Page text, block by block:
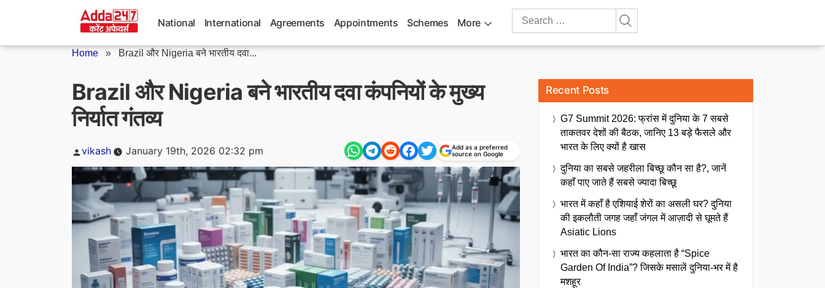
National International Agreements Appointments Schemes More
Search
Home » Brazil और Nigeria बने भारतीय दवा...
Brazil और Nigeria बने भारतीय दवा कंपनियों के मुख्य
निर्यात गंतव्य
Posted
vikash January 19th, 2026 02:32 pm
Add as a preferred
source on Google
Recent Posts
G7 Summit 2026: फ्रांस में दुनिया के 7 सबसे
ताकतवर देशों की बैठक, जानिए 13 बड़े फैसले और
भारत के लिए क्यों है खास
दुनिया का सबसे जहरीला बिच्छू कौन सा है?, जानें
कहाँ पाए जाते हैं सबसे ज्यादा बिच्छू
भारत में कहाँ है एशियाई शेरों का असली घर? दुनिया
की इकलौती जगह जहाँ जंगल में आज़ादी से घूमते हैं
Asiatic Lions
भारत का कौन-सा राज्य कहलाता है “Spice
Garden Of India”? जिसके मसालें दुनिया-भर में है
मशहूर